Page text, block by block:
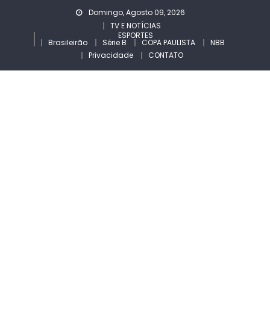
Domingo, Agosto 09, 2026
TV E NOTÍCIAS
ESPORTES
Brasileirão Série B COPA PAULISTA
NBB
Privacidade
CONTATO